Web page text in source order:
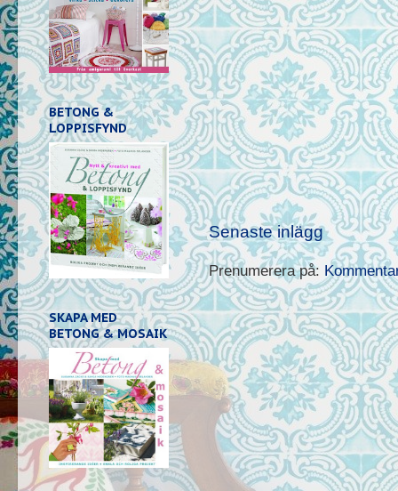
Senaste inlägg
Prenumerera på:
BETONG &
LOPPISFYND
SKAPA MED
BETONG & MOSAIK